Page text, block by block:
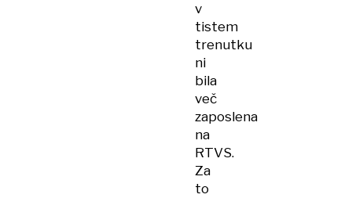
v
tistem
trenutku
ni
bila
več
zaposlena
na
RTVS.
Za
to